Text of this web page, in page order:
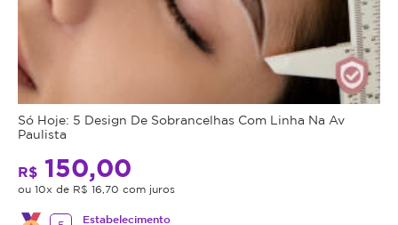
Só Hoje: 5 Design De Sobrancelhas Com Linha Na Av
Paulista
R$ 150,00
ou 10x de R$ 16,70 com juros
Estabelecimento